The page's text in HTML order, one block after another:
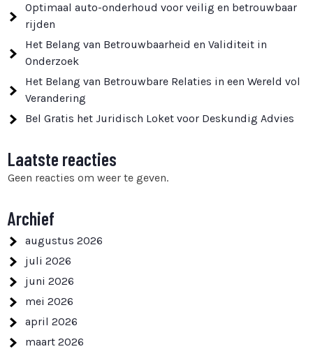
Optimaal auto-onderhoud voor veilig en betrouwbaar
rijden
Het Belang van Betrouwbaarheid en Validiteit in
Onderzoek
Het Belang van Betrouwbare Relaties in een Wereld vol
Verandering
Bel Gratis het Juridisch Loket voor Deskundig Advies
Laatste reacties
Geen reacties om weer te geven.
Archief
augustus 2026
juli 2026
juni 2026
mei 2026
april 2026
maart 2026